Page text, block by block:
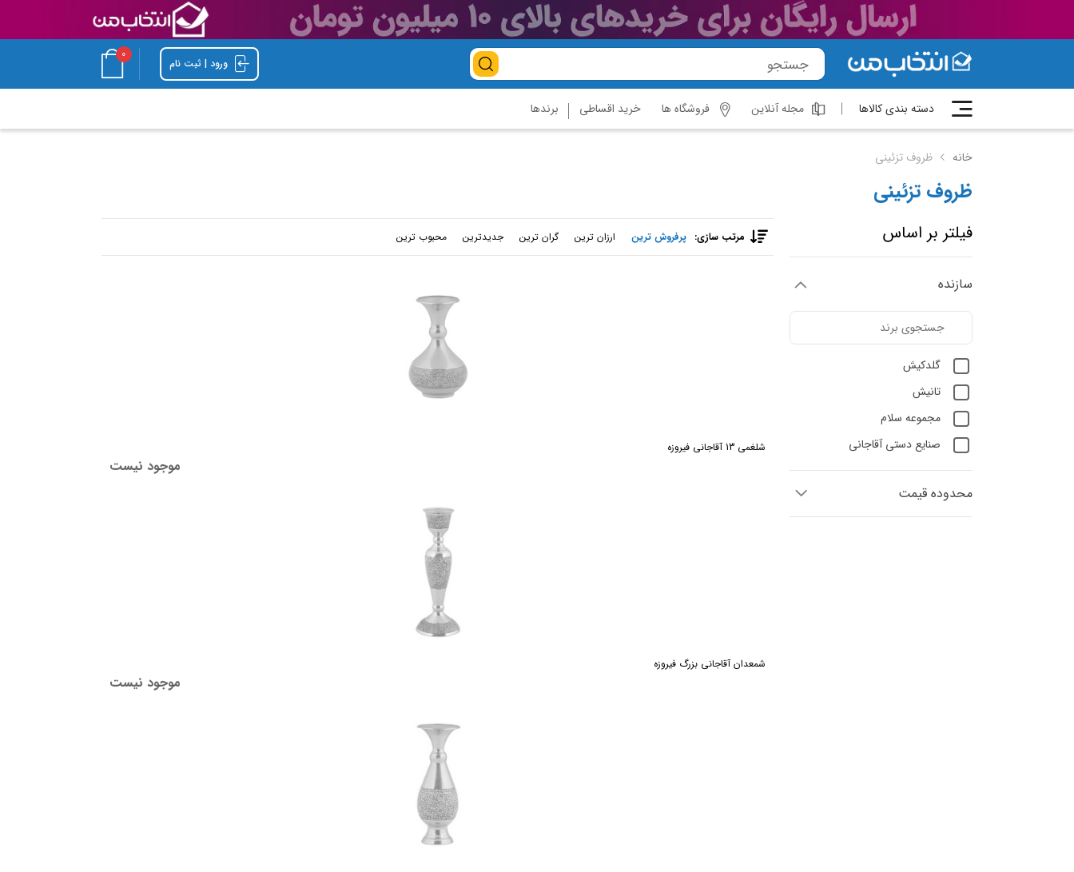
ورود | ثبت نام
0
دسته بندی کالاها مجله آنلاین فروشگاه ها خرید اقساطی برندها
خانه ظروف تزئینی
ظروف تزئینی
مرتب سازی: پرفروش ترین ارزان ترین گران ترین جدیدترین محبوب ترین
شلغمی 13 آقاجانی فیروزه
موجود نیست
شمعدان آقاجانی بزرگ فیروزه
موجود نیست
فیلتر بر اساس
سازنده
گلدکیش
تانیش
مجموعه سلام
صنایع دستی آقاجانی
محدوده قیمت